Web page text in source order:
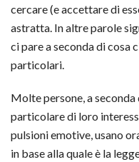
cercare (e accettare di
astratta. In altre parole
ci pare a seconda di cosa
particolari.
Molte persone, a
particolare di loro
pulsioni emotive, usano
in base alla quale è la